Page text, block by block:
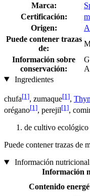
Marca:
Certificación:
Origen:
Puede contener trazas
de:
Información sobre
conservación:
Ingredientes
chufa[1], zumaque[1],
orégano[1], perejil[1],
de cultivo
Puede contener trazas de
Información nutricional
Información
Contenido